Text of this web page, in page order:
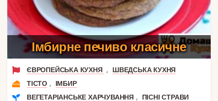
Імбирне печиво класичне
ЄВРОПЕЙСЬКА КУХНЯ ,
ШВЕДСЬКА КУХНЯ
ТІСТО ,
ІМБИР
ВЕГЕТАРІАНСЬКЕ ХАРЧУВАННЯ ,
ПІСНІ СТРАВИ